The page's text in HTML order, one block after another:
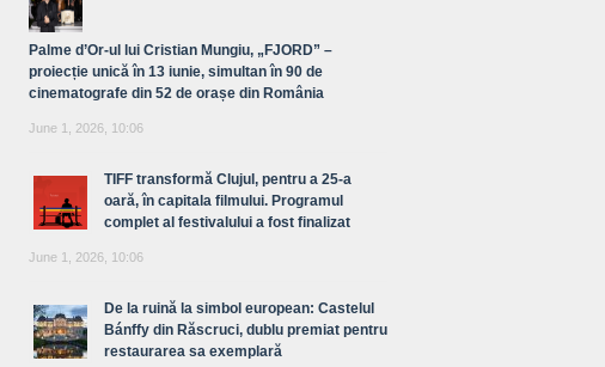
Palme d’Or-ul lui Cristian Mungiu, „FJORD” –
proiecție unică în 13 iunie, simultan în 90 de
cinematografe din 52 de orașe din România
June 1, 2026, 10:06
TIFF transformă Clujul, pentru a 25-a
oară, în capitala filmului. Programul
complet al festivalului a fost finalizat
June 1, 2026, 10:06
De la ruină la simbol european: Castelul
Bánffy din Răscruci, dublu premiat pentru
restaurarea sa exemplară